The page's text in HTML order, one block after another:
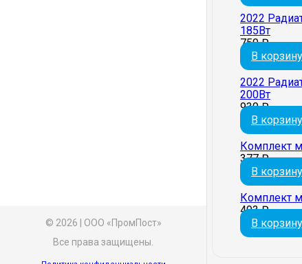
© 2026 | ООО «ПромПост»
Все права защищены.
2022
185Вт
750₽
В корзину
2022
200Вт
930₽
В корзину
Комплект
377₽
В корзину
Комплект
493₽
В корзину